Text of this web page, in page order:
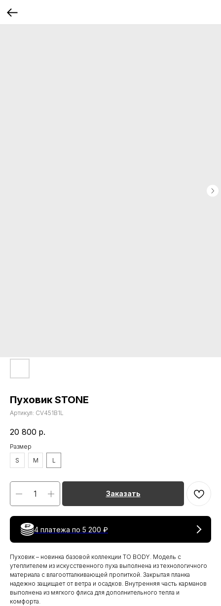
Пуховик STONE
Артикул: CV451B1L
20 800 р.
Размер
S
M L
Заказать
4 платежа по 5 200 ₽
Пуховик – новинка базовой коллекции TO BODY. Модель с
утеплителем из искусственного пуха выполнена из технологичного
материала с влагоотталкивающей пропиткой. Закрытая планка
надежно защищает от ветра и осадков. Внутренняя часть карманов
выполнена из мягкого флиса для дополнительного тепла и
комфорта.